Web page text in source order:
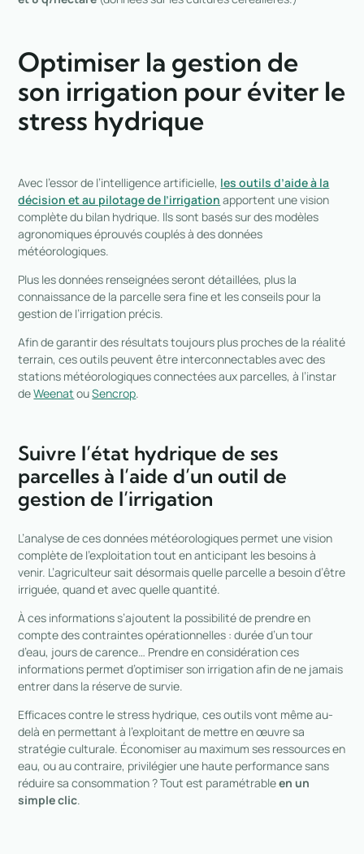
Optimiser la gestion de
son irrigation pour éviter le
stress hydrique
Avec l’essor de l’intelligence artificielle, les outils d’aide à la
décision et au pilotage de l’irrigation apportent une vision
complète du bilan hydrique. Ils sont basés sur des modèles
agronomiques éprouvés couplés à des données
météorologiques.
Plus les données renseignées seront détaillées, plus la
connaissance de la parcelle sera fine et les conseils pour la
gestion de l’irrigation précis.
Afin de garantir des résultats toujours plus proches de la réalité
terrain, ces outils peuvent être interconnectables avec des
stations météorologiques connectées aux parcelles, à l’instar
deWeenat ouSencrop.
Suivre l’état hydrique de ses
parcelles à l’aide d’un outil de
gestion de l’irrigation
L’analyse de ces données météorologiques permet une vision
complète de l’exploitation tout en anticipant les besoins à
venir. L’agriculteur sait désormaisquelle parcelle a besoin d’être
irriguée, quand et avec quelle quantité.
À ces informations s’ajoutent la possibilité de prendre en
compte des contraintes opérationnelles : durée d’un tour
d’eau, jours de carence… Prendre en considération ces
informations permet d’optimiser son irrigation afin de ne jamais
entrer dans la réserve de survie.
Efficaces contre le stress hydrique, ces outils vont même au-
delà en permettant à l’exploitant de mettre en œuvre sa
stratégie culturale. Économiser au maximum ses ressources en
eau, ou au contraire, privilégier une haute performance sans
réduire sa consommation ?Tout est paramétrableen un
simple clic.